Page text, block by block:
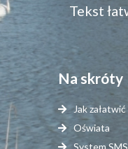
Tekst
Na skróty
Jak
Oświata
System SMS